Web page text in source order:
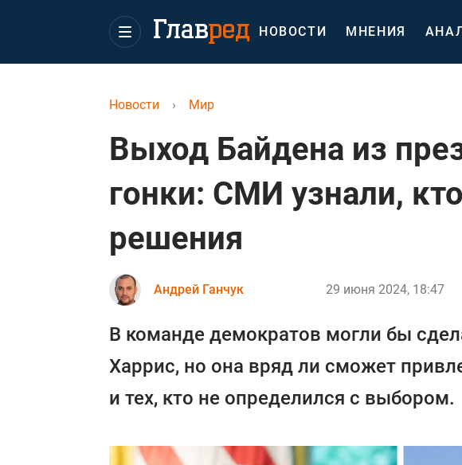
НОВОСТИ МНЕНИЯ
Новости › Мир
Выход Байдена из
гонки: СМИ узнали,
решения
Андрей Ганчук 29 июня 2024, 18:47
В команде демократов могли бы
Харрис, но она вряд ли сможет
и тех, кто не определился с выбором.